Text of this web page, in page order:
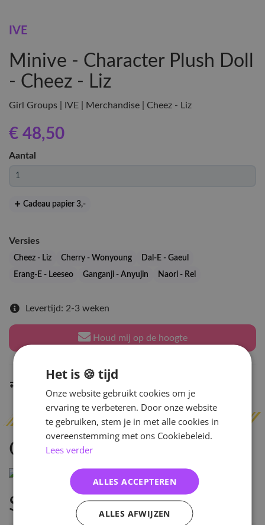
IVE
Minive - Character Plush Doll
- Cheez - Liz
Girl Groups | IVE | Merchandise | Cheez - Liz
€ 48,50
Aantal
Cadeau papier 3,-
Versies
Cheez - Liz Cherry - Wonyoung
Dal-E - Gaeul
Erang-E - Leeseo
Ganganji - Anyujin Naori - Rei
Levertijd: 2-3 weken
Houd mij op de hoogte
binnen 2 werkdagen
Omschrijving
Specificaties
Het is 🍪 tijd
Onze website gebruikt cookies om je
ervaring te verbeteren. Door onze website
te gebruiken, stem je in met alle cookies in
overeenstemming met ons Cookiebeleid.
Lees verder
ALLES ACCEPTEREN
ALLES AFWIJZEN